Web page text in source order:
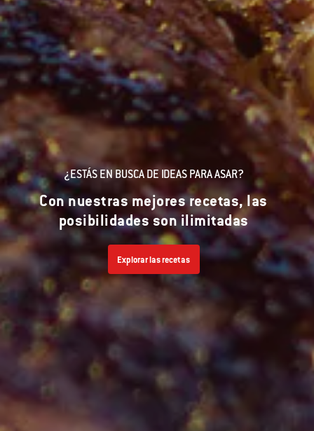
¿ESTÁS EN BUSCA DE IDEAS PARA ASAR?
Con nuestras mejores recetas, las
posibilidades son ilimitadas
Explorar las recetas